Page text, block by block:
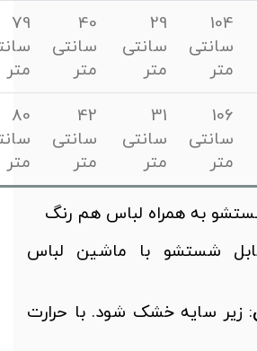
سانتی
سانتی
سانتی
سانتی
سانتی
سانتی
سانتی
سانتی
به همراه لباس هم رنگ
شستشو با ماشین لباس
سایه خشک شود. با حرارت